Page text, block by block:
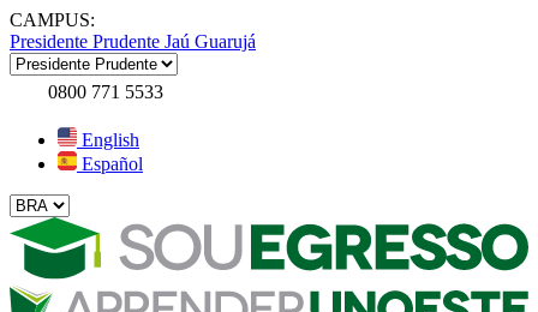
CAMPUS:
Presidente Prudente Jaú Guarujá
0800 771 5533
English
Español